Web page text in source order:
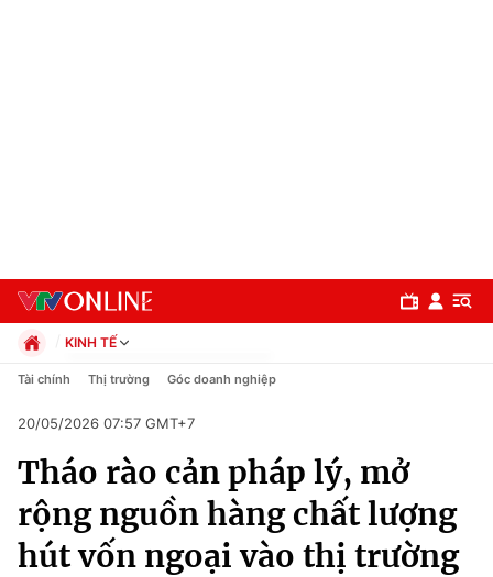
Chuyên mục
Chính trị
Xã hội
KINH TẾ
Chính trị
Pháp luật
Kinh tế
Thể thao
Truyền hình
Văn hóa - Giải trí
Tài chính Thị trường Góc doanh nghiệp
20/05/2026 07:57 GMT+7
Tháo rào cản pháp lý, mở
rộng nguồn hàng chất lượng
hút vốn ngoại vào thị trường